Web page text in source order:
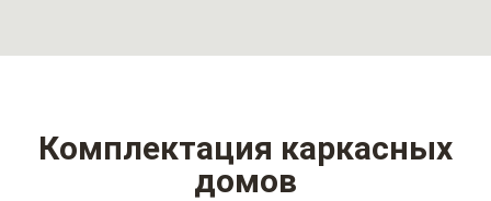
Комплектация каркасных
домов